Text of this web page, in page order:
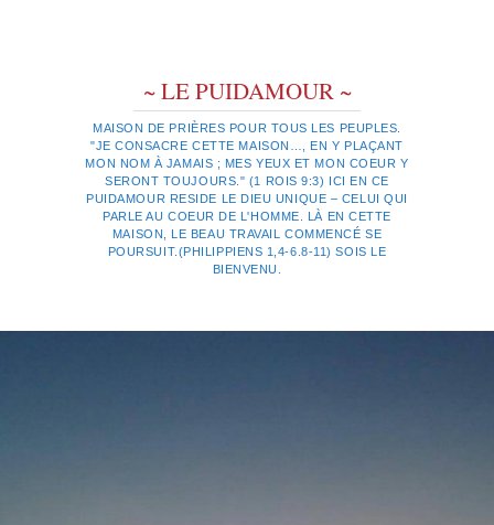
~ LE PUIDAMOUR ~
MAISON DE PRIÈRES POUR TOUS LES PEUPLES.
"JE CONSACRE CETTE MAISON…, EN Y PLAÇANT
MON NOM À JAMAIS ; MES YEUX ET MON COEUR Y
SERONT TOUJOURS." (1 ROIS 9:3) ICI EN CE
PUIDAMOUR RESIDE LE DIEU UNIQUE – CELUI QUI
PARLE AU COEUR DE L'HOMME. LÀ EN CETTE
MAISON, LE BEAU TRAVAIL COMMENCÉ SE
POURSUIT.(PHILIPPIENS 1,4-6.8-11) SOIS LE
BIENVENU.